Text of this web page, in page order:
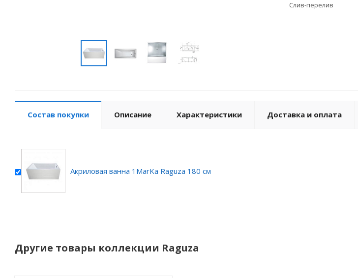
Слив-перелив
Состав покупки Описание Характеристики Доставка и оплата
Акриловая ванна 1MarKa Raguza 180 см
Другие товары коллекции Raguza